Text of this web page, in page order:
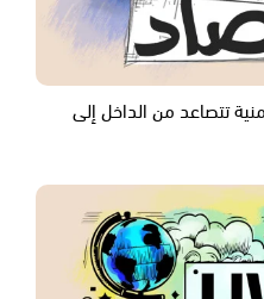
تتصاعد من الداخل إلى